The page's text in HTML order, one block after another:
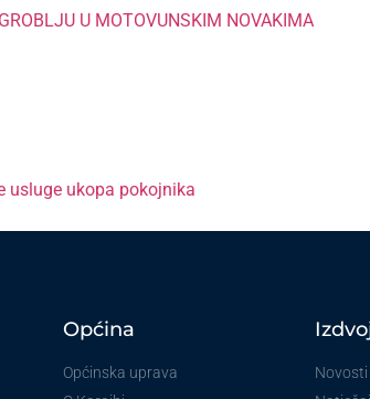
U MOTOVUNSKIM NOVAKIMA
usluge ukopa pokojnika
Općina
Općinska uprava
Novosti